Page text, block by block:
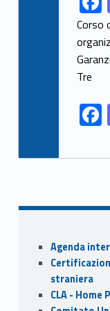
Corso
Tre
Sidebar
Agenda
straniera
CLA - Home